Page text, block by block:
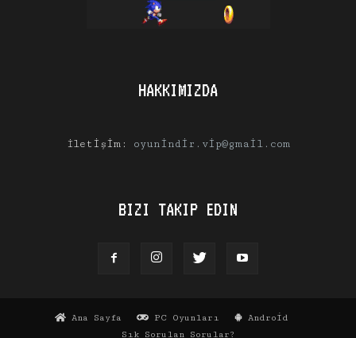
HAKKIMIZDA
İletişim: oyunindir.vip@gmail.com
BIZI TAKIP EDIN
Ana Sayfa PC Oyunları
Android
Sık Sorulan Sorular?